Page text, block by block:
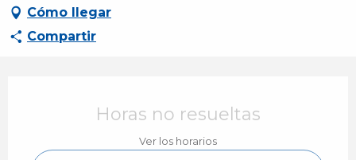
Cómo llegar
Compartir
Horas no resueltas
Ver los horarios